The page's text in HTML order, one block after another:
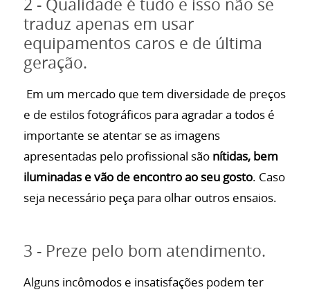
2 - Qualidade é tudo e isso não se
traduz apenas em usar
equipamentos caros e de última
geração.
Em um mercado que tem diversidade de preços
e de estilos fotográficos para agradar a todos é
importante se atentar se as imagens
apresentadas pelo profissional são nítidas, bem
iluminadas e vão de encontro ao seu gosto. Caso
seja necessário peça para olhar outros ensaios.
3 - Preze pelo bom atendimento.
Alguns incômodos e insatisfações podem ter